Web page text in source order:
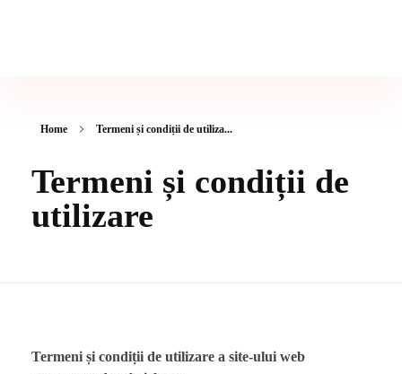
Home Termeni și condiții de utiliza...
Termeni și condiții de
utilizare
Termeni și condiții de utilizare a site-ului web